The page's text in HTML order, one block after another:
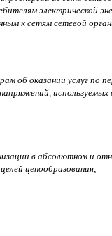
электрической
к сетям сетевой
об оказании услуг по
используемых
в абсолютном и
ценообразования;